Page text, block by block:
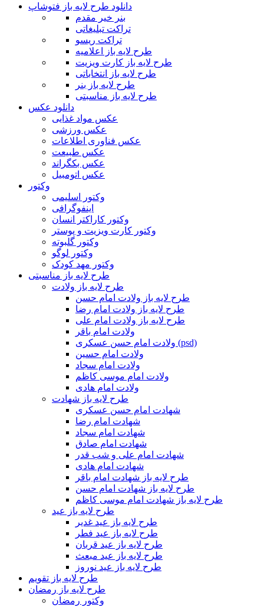
دانلود طرح لایه باز فتوشاپ
بنر خیر مقدم
تراکت تبلیغاتی
تراکت ریسو
طرح لایه باز اعلامیه
طرح لایه باز کارت ویزیت
طرح لایه باز انتخاباتی
طرح لایه باز بنر
طرح لایه باز مناسبتی
دانلود عکس
عکس مواد غذایی
عکس ورزشی
عکس فناوری اطلاعات
عکس طبیعت
عکس بکگراند
عکس اتومبیل
وکتور
وکتور اسلیمی
اینفوگرافی
وکتور کاراکتر انسان
وکتور کارت ویزیت و پوستر
وکتور گلبوته
وکتور لوگو
وکتور مهد کودک
طرح لایه باز مناسبتی
طرح لایه باز ولادت
طرح لایه باز ولادت امام حسن
طرح لایه باز ولادت امام رضا
طرح لایه باز ولادت امام علی
ولادت امام باقر
ولادت امام حسن عسکری (psd)
ولادت امام حسین
ولادت امام سجاد
ولادت امام موسی کاظم
ولادت امام هادی
طرح لایه باز شهادت
شهادت امام حسن عسکری
شهادت امام رضا
شهادت امام سجاد
شهادت امام صادق
شهادت امام علی و شب قدر
شهادت امام هادی
طرح لایه باز شهادت امام باقر
طرح لایه باز شهادت امام حسن
طرح لایه باز شهادت امام موسی کاظم
طرح لایه باز عید
طرح لایه باز عید غدیر
طرح لایه باز عید فطر
طرح لایه باز عید قربان
طرح لایه باز عید مبعث
طرح لایه باز عید نوروز
طرح لایه باز تقویم
طرح لایه باز رمضان
وکتور رمضان